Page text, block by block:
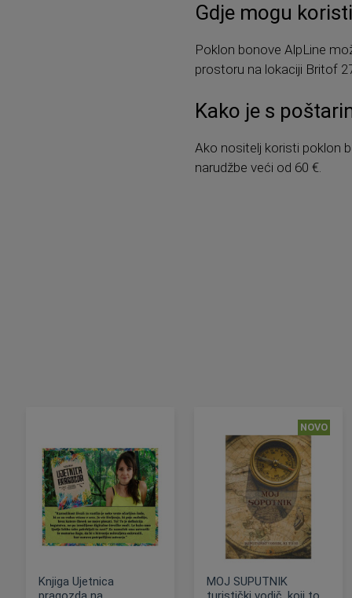
Gdje mogu
Poklon bonove AlpLine
prostoru na lokaciji Britof
Kako je s
Ako nositelj koristi poklon
narudžbe veći od 60 €.
Knjiga Ujetnica
NOVO
MOJ SUPUTNIK